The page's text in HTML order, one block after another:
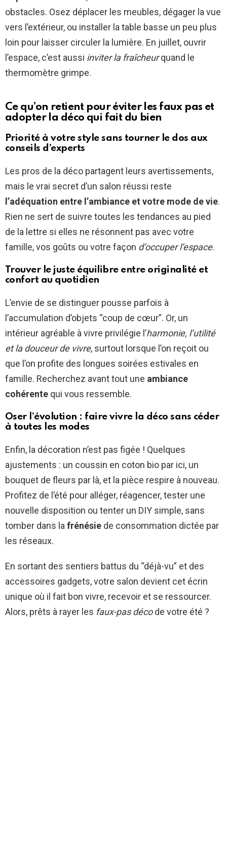
obstacles. Osez déplacer les meubles, dégager la vue
vers l’extérieur, ou installer la table basse un peu plus
loin pour laisser circuler la lumière. En juillet, ouvrir
l’espace, c’est aussi inviter la fraîcheurquand le
thermomètre grimpe.
Ce qu’on retient pour éviter les faux pas et
adopter la déco qui fait du bien
Priorité à votre style sans tourner le dos aux
conseils d’experts
Les pros de la déco partagent leurs avertissements,
mais le vrai secret d’un salon réussi reste
l’adéquation entre l’ambiance et votre mode de vie.
Rien ne sert de suivre toutes les tendances au pied
de la lettre si elles ne résonnent pas avec votre
famille, vos goûts ou votre façon d’occuper l’espace.
Trouver le juste équilibre entre originalité et
confort au quotidien
L’envie de se distinguer pousse parfois à
l’accumulation d’objets “coup de cœur”. Or, un
intérieur agréable à vivre privilégie l’harmonie, l’utilité
et la douceur de vivre, surtout lorsque l’on reçoit ou
que l’on profite des longues soirées estivales en
famille. Recherchez avant tout une ambiance
cohérente qui vous ressemble.
Oser l’évolution : faire vivre la déco sans céder
à toutes les modes
Enfin, la décoration n’est pas figée ! Quelques
ajustements : un coussin en coton bio par ici, un
bouquet de fleurs par là, et la pièce respire à nouveau.
Profitez de l’été pour alléger, réagencer, tester une
nouvelle disposition ou tenter un DIY simple, sans
tomber dans la frénésie de consommation dictée par
les réseaux.
En sortant des sentiers battus du “déjà-vu” et des
accessoires gadgets, votre salon devient cet écrin
unique où il fait bon vivre, recevoir et se ressourcer.
Alors, prêts à rayer les faux-pas décode votre été ?